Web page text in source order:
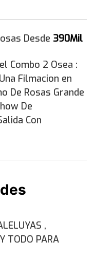
Desde 390Mil
Combo 2 Osea :
Filmacion en
De Rosas Grande
De
Con
,
TODO PARA